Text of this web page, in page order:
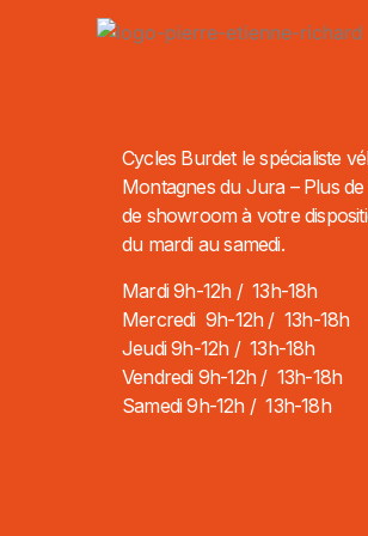
Cycles Burdet le spécialiste
Montagnes du Jura – Plus
de showroom à votre
du mardi au samedi.
Mardi 9h-12h / 13h-18h
Mercredi 9h-12h / 13h-18h
Jeudi 9h-12h / 13h-18h
Vendredi 9h-12h / 13h-18h
Samedi 9h-12h / 13h-18h